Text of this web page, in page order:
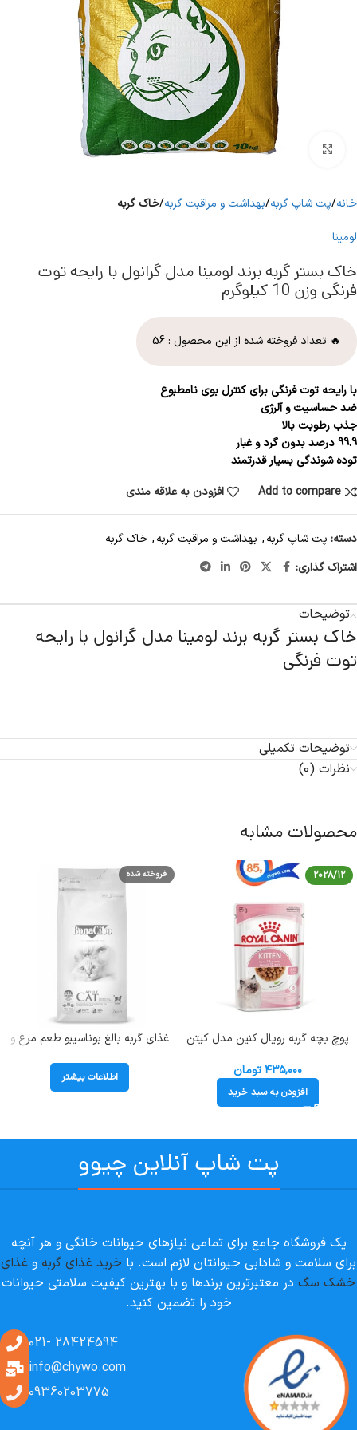
برای بزرگنمایی کلیک کنید
خانه پت شاپ گربه بهداشت و مراقبت گربه خاک گربه
لومینا
خاک بستر گربه برند لومینا مدل گرانول با رایحه توت
فرنگی وزن 10 کیلوگرم
🔥 تعداد فروخته شده از این محصول :56
با رایحه توت فرنگی برای کنترل بوی نامطبوع
ضد حساسیت و آلرژی
جذب رطوبت بالا
99.9 درصد بدون گرد و غبار
توده شوندگی بسیار قدرتمند
Add to compare
افزودن به علاقه مندی
دسته: پت شاپ گربه, بهداشت و مراقبت گربه, خاک گربه
اشتراک گذاری:
توضیحات
خاک بستر گربه برند لومینا مدل گرانول با رایحه
توت فرنگی
توضیحات تکمیلی
نظرات (0)
محصولات مشابه
2028/12
پوچ بچه گربه رویال کنین مدل کیتن
Kitten
۴۳۵,۰۰۰تومان
افزودن به سبد خرید
فروخته شده
غذای گربه بالغ بوناسیبو طعم مرغ و
اطلاعات بیشتر
پت شاپ آنلاین چیوو
یک فروشگاه جامع برای تمامی نیازهای حیوانات خانگی و هر آنچه
برای سلامت و شادابی حیوانتان لازم است. با خرید غذای گربه و غذای
خشک سگ در معتبرترین برندها و با بهترین کیفیت سلامتی حیوانات
خود را تضمین کنید.
28424594 -021
info@chywo.com
09360203775